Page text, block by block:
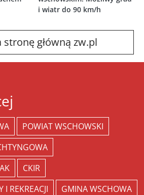
i wiatr do 90 km/h
główną zw.pl
POWIAT WSCHOWSKI
CKIR
REKREACJI
GMINA WSCHOWA